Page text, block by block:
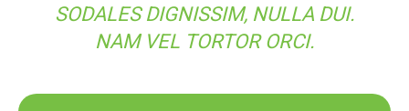
SODALES DIGNISSIM, NULLA DUI.
NAM VEL TORTOR ORCI.